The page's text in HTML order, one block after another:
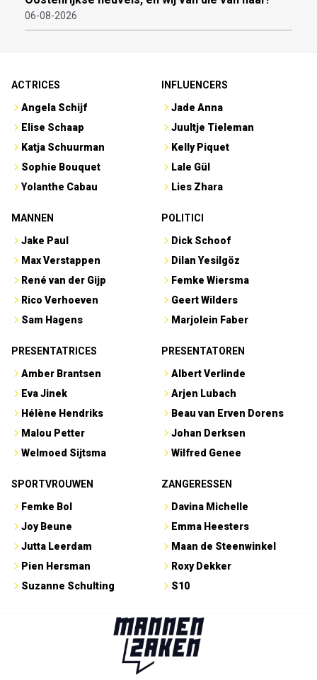
06-08-2026
ACTRICES
Angela Schijf
Elise Schaap
Katja Schuurman
Sophie Bouquet
Yolanthe Cabau
INFLUENCERS
Jade Anna
Juultje Tieleman
Kelly Piquet
Lale Gül
Lies Zhara
MANNEN
Jake Paul
Max Verstappen
René van der Gijp
Rico Verhoeven
Sam Hagens
POLITICI
Dick Schoof
Dilan Yesilgöz
Femke Wiersma
Geert Wilders
Marjolein Faber
PRESENTATRICES
Amber Brantsen
Eva Jinek
Hélène Hendriks
Malou Petter
Welmoed Sijtsma
PRESENTATOREN
Albert Verlinde
Arjen Lubach
Beau van Erven Dorens
Johan Derksen
Wilfred Genee
SPORTVROUWEN
Femke Bol
Joy Beune
Jutta Leerdam
Pien Hersman
Suzanne Schulting
ZANGERESSEN
Davina Michelle
Emma Heesters
Maan de Steenwinkel
Roxy Dekker
S10